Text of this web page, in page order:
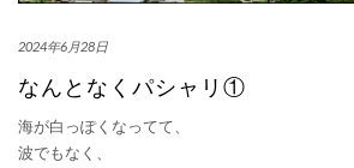
2024年6月28日
なんとなくパシャリ①
海が白っぽくなってて、
波でもなく、